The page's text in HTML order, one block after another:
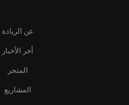
عن الريادة
أخر الأخبار
المتجر
المشاريع